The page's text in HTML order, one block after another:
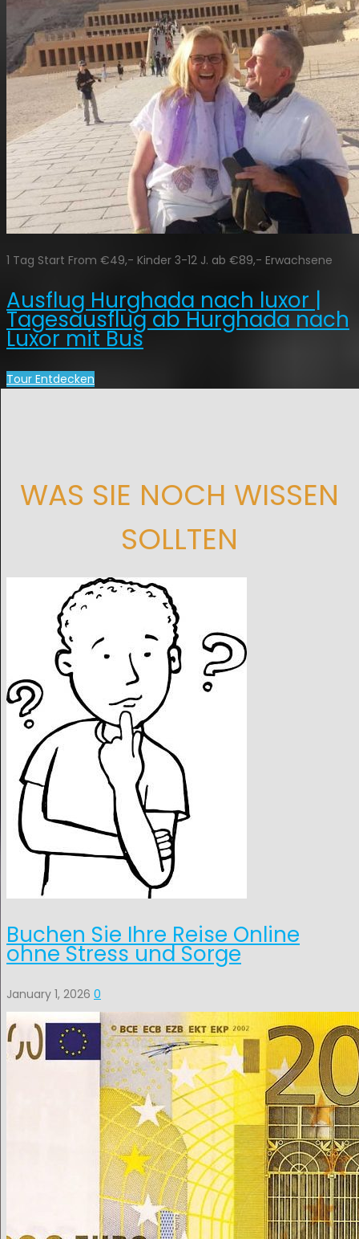
1 Tag Start From €49,- Kinder 3-12 J. ab €89,- Erwachsene
Ausflug Hurghada nach luxor |
Tagesausflug ab Hurghada nach
Luxor mit Bus
Tour Entdecken
WAS SIE NOCH WISSEN
SOLLTEN
Buchen Sie Ihre Reise Online
ohne Stress und Sorge
January 1, 2026 0